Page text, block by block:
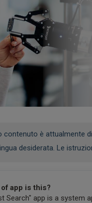
contenuto è attualmente
desiderata. Le
app is this?
Search" app is a system